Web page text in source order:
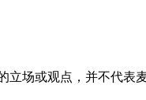
场或观点，并不代表